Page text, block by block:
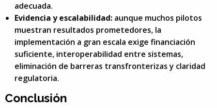
adecuada.
Evidencia y escalabilidad: aunque muchos pilotos
muestran resultados prometedores, la
implementación a gran escala exige financiación
suficiente, interoperabilidad entre sistemas,
eliminación de barreras transfronterizas y claridad
regulatoria.
Conclusión